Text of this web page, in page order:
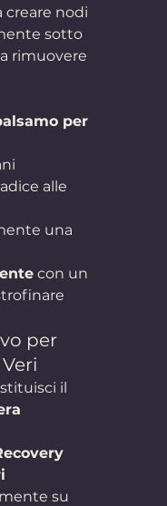
creare nodi
sotto
rimuovere
per
alle
una
con un
per
il
su